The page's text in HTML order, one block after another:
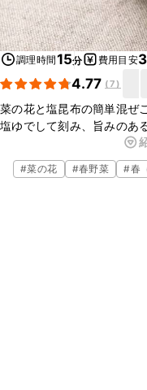
調理時間15分 費用目安
4.77 (7)
菜の花と塩昆布の簡単混ぜ
塩ゆでして刻み、旨みのあ
と、塩昆布の旨味と塩加減
試しくださいね。
#菜の花 #春野菜 #春